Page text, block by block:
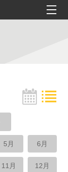
5月 6月
11月 12月